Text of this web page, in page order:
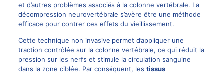
et d’autres problèmes associés à la colonne vertébrale. La
décompression neurovertébrale s’avère être une méthode
efficace pour contrer ces effets du vieillissement.
Cette technique non invasive permet d’appliquer une
traction contrôlée sur la colonne vertébrale, ce qui réduit la
pression sur les nerfs et stimule la circulation sanguine
dans la zone ciblée. Par conséquent, les tissus